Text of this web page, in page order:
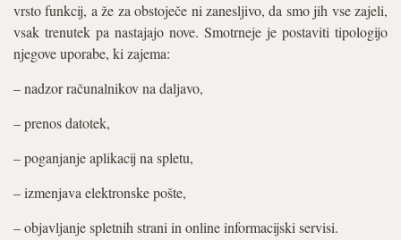
vrsto funkcij, a že za obstoječe ni zanesljivo, da smo jih vse zajeli,
vsak trenutek pa nastajajo nove. Smotrneje je postaviti tipologijo
njegove uporabe, ki zajema:
– nadzor računalnikov na daljavo,
– prenos datotek,
– poganjanje aplikacij na spletu,
– izmenjava elektronske pošte,
– objavljanje spletnih strani in online informacijski servisi.